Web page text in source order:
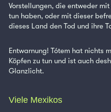
Vorstellungen, die entweder
tun haben, oder mit dieser
dieses Land den Tod und ihre
Entwarnung! Tótem hat nichts
Köpfen zu tun und ist auch
Glanzlicht.
Viele Mexikos